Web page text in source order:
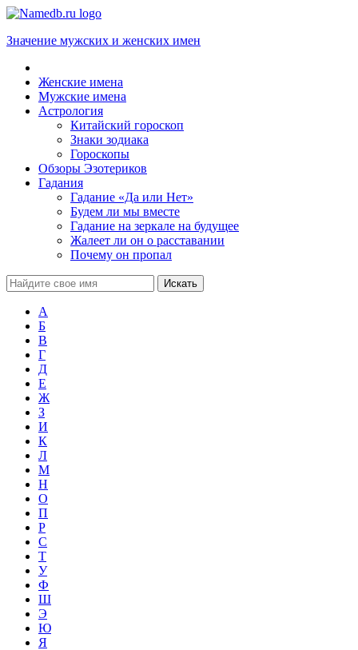
Значение мужских и женских имен
Женские имена
Мужские имена
Астрология
Китайский гороскоп
Знаки зодиака
Гороскопы
Обзоры Эзотериков
Гадания
Гадание «Да или Нет»
Будем ли мы вместе
Гадание на зеркале на будущее
Жалеет ли он о расставании
Почему он пропал
А
Б
В
Г
Д
Е
Ж
З
И
К
Л
М
Н
О
П
Р
С
Т
У
Ф
Ш
Э
Ю
Я